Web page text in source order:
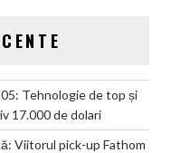
Tehnologie de top și
17.000 de dolari
Viitorul pick-up Fathom